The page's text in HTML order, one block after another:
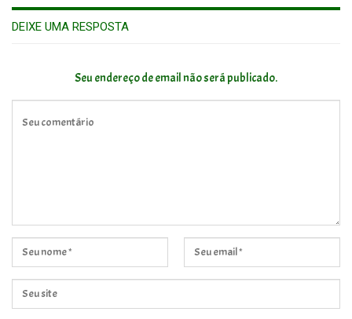
DEIXE UMA RESPOSTA
Seu endereço de email não será publicado.